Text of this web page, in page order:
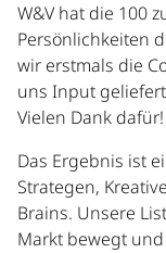
W&V hat die 100
Persönlichkeiten
wir erstmals die
uns Input
Vielen Dank dafür!
Das Ergebnis ist
Strategen,
Brains. Unsere
Markt bewegt